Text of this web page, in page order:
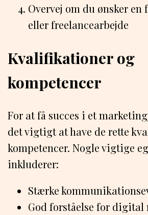
Overvej om du ønsker en
eller freelancearbejde
Kvalifikationer og
kompetencer
For at få succes i et
det vigtigt at have de rette
kompetencer. Nogle vigtige
inkluderer:
Stærke
God forståelse for digital